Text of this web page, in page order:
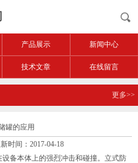
产品展示 新闻中心
技术文章 在线留言
更多>>
罐的应用
时间：2017-04-18
备本体上的强烈冲击和碰撞。立式防